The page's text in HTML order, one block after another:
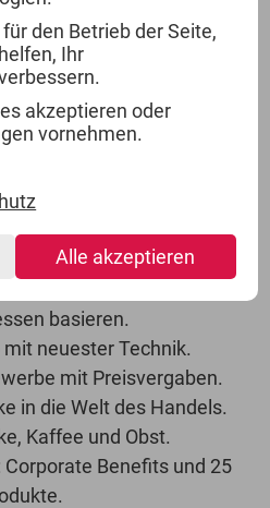
mit einem erfahrenen
Arbeitsplatz in der
viele
basieren.
neuester Technik.
mit Preisvergaben.
in die Welt des Handels.
Kaffee und Obst.
Benefits und 25
den Betrieb der Seite,
Ihr
akzeptieren oder
vornehmen.
Alle akzeptieren